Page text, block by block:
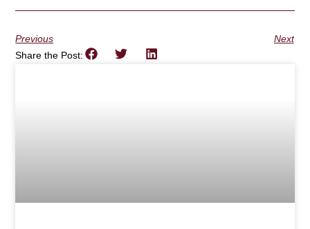
Previous
Next
Share the Post: